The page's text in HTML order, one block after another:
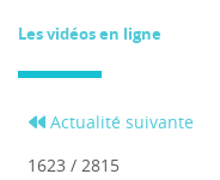
Les vidéos en ligne
Actualité suivante
1623 / 2815